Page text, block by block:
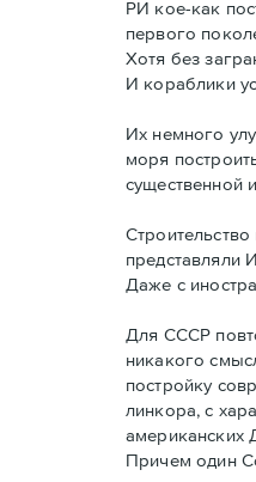
РИ кое-как
первого
Хотя без
И кораблики
Их немного
моря
существенной
представляли
Даже с
Для СССР
никакого
постройку
линкора, с
американских
Причем один